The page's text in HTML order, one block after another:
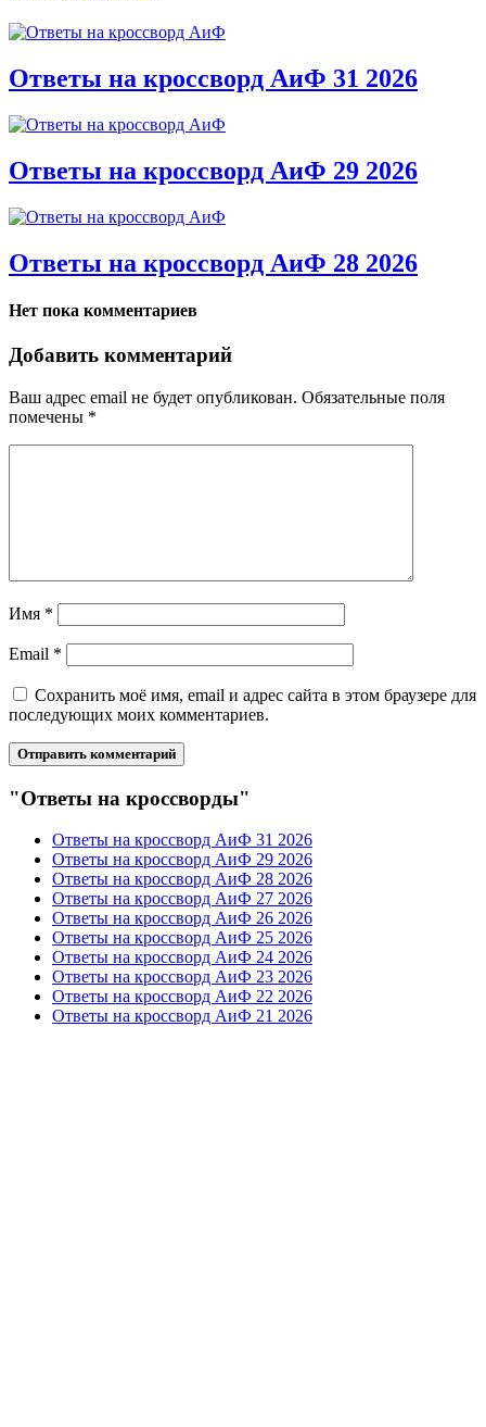
Ответы на кроссворд АиФ 31 2026
Ответы на кроссворд АиФ 29 2026
Ответы на кроссворд АиФ 28 2026
Нет пока комментариев
Добавить комментарий
Ваш адрес email не будет опубликован. Обязательные поля
помечены *
Имя *
Email *
Сохранить моё имя, email и адрес сайта в этом браузере для
последующих моих комментариев.
"Ответы на кроссворды"
Ответы на кроссворд АиФ 31 2026
Ответы на кроссворд АиФ 29 2026
Ответы на кроссворд АиФ 28 2026
Ответы на кроссворд АиФ 27 2026
Ответы на кроссворд АиФ 26 2026
Ответы на кроссворд АиФ 25 2026
Ответы на кроссворд АиФ 24 2026
Ответы на кроссворд АиФ 23 2026
Ответы на кроссворд АиФ 22 2026
Ответы на кроссворд АиФ 21 2026